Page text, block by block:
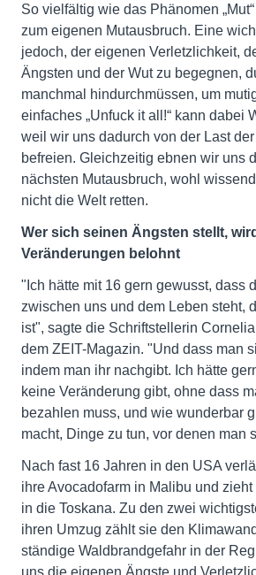
So vielfältig wie das Phänomen
zum eigenen Mutausbruch. Eine
jedoch, der eigenen Verletzlichkeit,
Ängsten und der Wut zu begegnen,
manchmal hindurchmüssen, um
einfaches „Unfuck it all!“ kann dabei
weil wir uns dadurch von der Last
befreien. Gleichzeitig ebnen wir uns
nächsten Mutausbruch, wohl
nicht die Welt retten.
Wer sich seinen Ängsten stellt,
Veränderungen belohnt
"Ich hätte mit 16 gern gewusst, dass
zwischen uns und dem Leben steht,
ist", sagte die Schriftstellerin
dem ZEIT-Magazin. "Und dass man
indem man ihr nachgibt. Ich hätte
keine Veränderung gibt, ohne dass
bezahlen muss, und wie wunderbar
macht, Dinge zu tun, vor denen man
Nach fast 16 Jahren in den USA
ihre Avocadofarm in Malibu und
in die Toskana. Zu den zwei
ihren Umzug zählt sie den
ständige Waldbrandgefahr in der
uns die eigenen Ängste und